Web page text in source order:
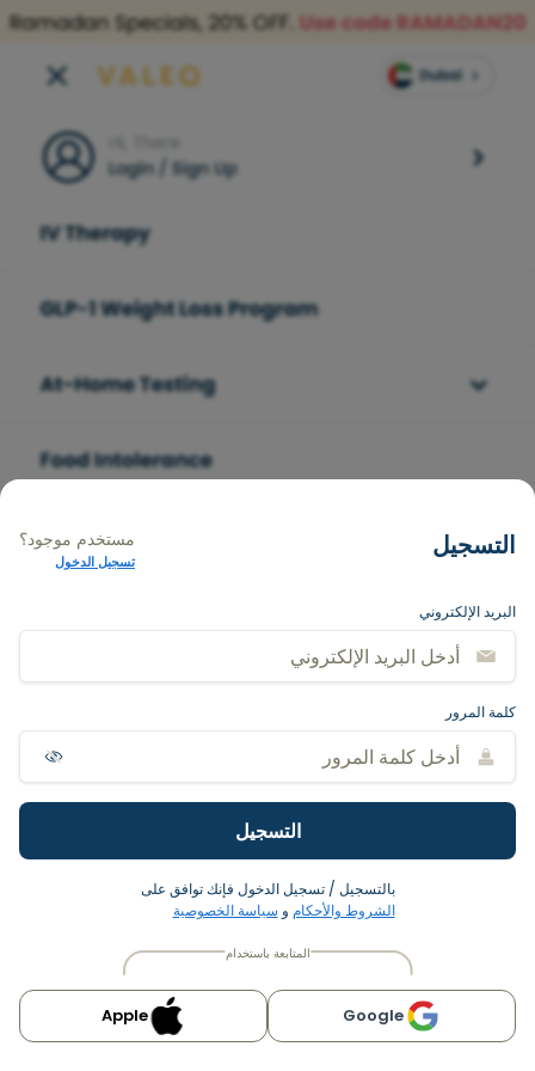
التسجيل مستخدم موجود؟
تسجيل الدخول
البريد الإلكتروني
كلمة المرور
التسجيل
بالتسجيل / تسجيل الدخول فإنك توافق على
الشروط والأحكام و سياسة الخصوصية
المتابعة باستخدام
Google
Apple